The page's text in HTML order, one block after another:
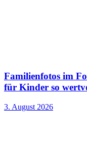
Familienfotos im
für Kinder so
3. August 2026